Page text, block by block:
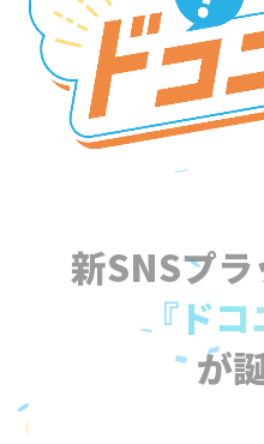
新SNSプラ
『ドコ
が